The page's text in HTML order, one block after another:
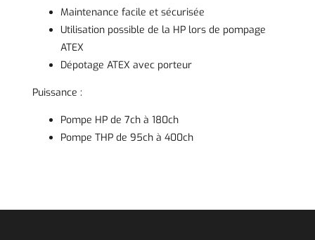
Maintenance facile et sécurisée
Utilisation possible de la HP lors de pompage
ATEX
Dépotage ATEX avec porteur
Puissance :
Pompe HP de 7ch à 180ch
Pompe THP de 95ch à 400ch